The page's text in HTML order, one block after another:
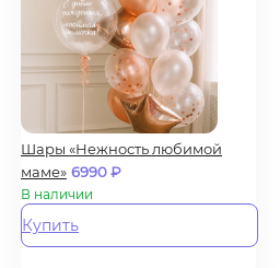
Шары «Нежность любимой
маме» 6990₽
В наличии
Купить